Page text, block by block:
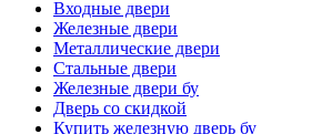
Входные двери
Железные двери
Металлические двери
Стальные двери
Железные двери бу
Дверь со скидкой
Купить железную дверь бу